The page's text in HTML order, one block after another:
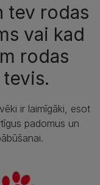
tev rodas
vai kad
rodas
ir laimīgāki, esot
padomus un